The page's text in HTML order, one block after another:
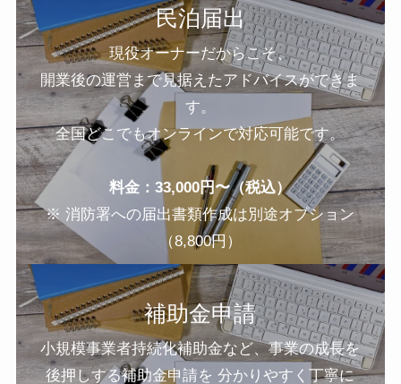
民泊届出
現役オーナーだからこそ、
開業後の運営まで見据えたアドバイスができま
す。
全国どこでもオンラインで対応可能です。
料金：33,000円〜（税込）
※ 消防署への届出書類作成は別途オプション
（8,800円）
補助金申請
小規模事業者持続化補助金など、事業の成長を
後押しする補助金申請を 分かりやすく丁寧に